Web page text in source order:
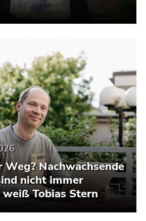
Nachwachsende
nicht immer
Tobias Stern